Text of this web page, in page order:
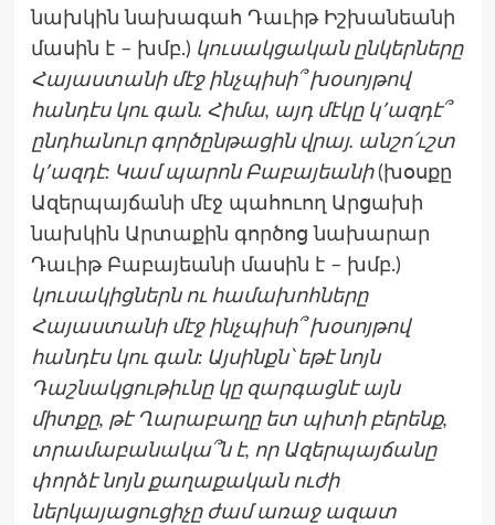
նախկին նախագահ Դաւիթ Իշխանեանի
մասին է – խմբ.) կուսակցական ընկերները
Հայաստանի մէջ ինչպիսի՞ խօսոյթով
հանդէս կու գան. Հիմա, այդ մէկը կ՚ազդէ՞
ընդհանուր գործընթացին վրայ. անշո՛ւշտ
կ՚ազդէ: Կամ պարոն Բաբայեանի(խօսքը
Ազերպայճանի մէջ պահուող Արցախի
նախկին Արտաքին գործոց նախարար
Դաւիթ Բաբայեանի մասին է – խմբ.)
կուսակիցներն ու համախոհները
Հայաստանի մէջ ինչպիսի՞ խօսոյթով
հանդէս կու գան: Այսինքն՝ եթէ նոյն
Դաշնակցութիւնը կը զարգացնէ այն
միտքը, թէ Ղարաբաղը ետ պիտի բերենք,
տրամաբանակա՞ն է, որ Ազերպայճանը
փորձէ նոյն քաղաքական ուժի
ներկայացուցիչը ժամ առաջ ազատ